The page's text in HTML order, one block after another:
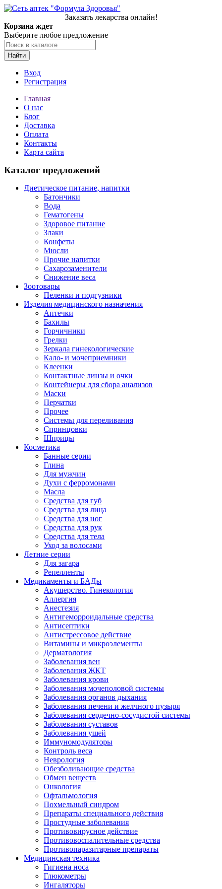
Заказать лекарства онлайн!
Корзина ждет
Выберите любое предложение
Найти
Вход
Регистрация
Главная
О нас
Блог
Доставка
Оплата
Контакты
Карта сайта
Каталог предложений
Диетическое питание, напитки
Батончики
Вода
Гематогены
Здоровое питание
Злаки
Конфеты
Мюсли
Прочие напитки
Сахарозаменители
Снижение веса
Зоотовары
Пеленки и подгузники
Изделия медицинского назначения
Аптечки
Бахилы
Горчичники
Грелки
Зеркала гинекологические
Кало- и мочеприемники
Клеенки
Контактные линзы и очки
Контейнеры для сбора анализов
Маски
Перчатки
Прочее
Системы для переливания
Спринцовки
Шприцы
Косметика
Банные серии
Глина
Для мужчин
Духи с ферромонами
Масла
Средства для губ
Средства для лица
Средства для ног
Средства для рук
Средства для тела
Уход за волосами
Летние серии
Для загара
Репелленты
Медикаменты и БАДы
Акушерство. Гинекология
Аллергия
Анестезия
Антигеморроидальные средства
Антисептики
Антистрессовое действие
Витамины и микроэлементы
Дерматология
Заболевания вен
Заболевания ЖКТ
Заболевания крови
Заболевания мочеполовой системы
Заболевания органов дыхания
Заболевания печени и желчного пузыря
Заболевания сердечно-сосудистой системы
Заболевания суставов
Заболевания ушей
Иммуномодуляторы
Контроль веса
Неврология
Обезболивающие средства
Обмен веществ
Онкология
Офтальмология
Похмельный синдром
Препараты специального действия
Простудные заболевания
Противовирусное действие
Противовоспалительные средства
Противопаразитарные препараты
Медицинская техника
Гигиена носа
Глюкометры
Ингаляторы